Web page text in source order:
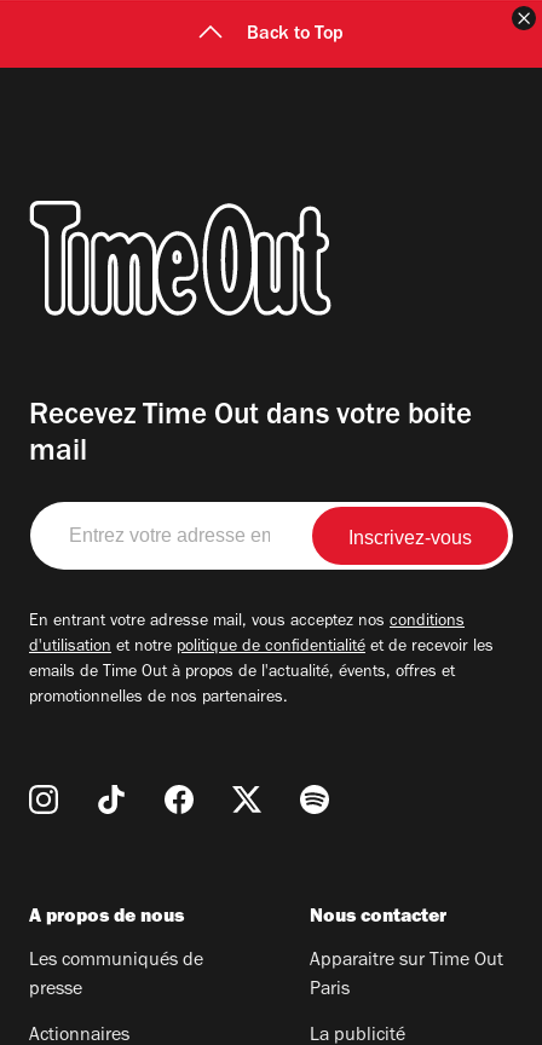
Back to Top
Recevez Time Out dans votre boite
mail
Entrez
votre
adresse
En entrant votre adresse mail, vous acceptez nos conditions
d'utilisation et notre politique de confidentialité et de recevoir les
emails de Time Out à propos de l'actualité, évents, offres et
promotionnelles de nos partenaires.
A propos de nous
Les communiqués de
presse
Actionnaires
Nous contacter
Apparaitre sur Time Out
Paris
La publicité